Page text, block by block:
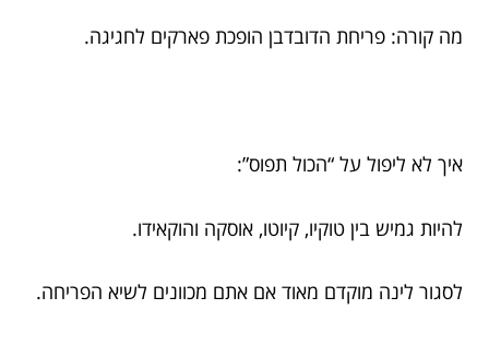
מה קורה: פריחת הדובדבן הופכת פארקים לחגיגה.
איך לא ליפול על “הכול תפוס”:
להיות גמיש בין טוקיו, קיוטו, אוסקה והוקאידו.
לסגור לינה מוקדם מאוד אם אתם מכוונים לשיא הפריחה.